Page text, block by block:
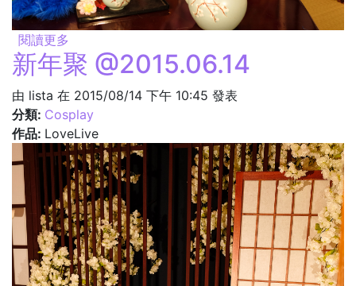
閱讀更多
新年聚 @2015.06.14
由 lista 在 2015/08/14 下午 10:45 發表
分類: Cosplay
作品: LoveLive